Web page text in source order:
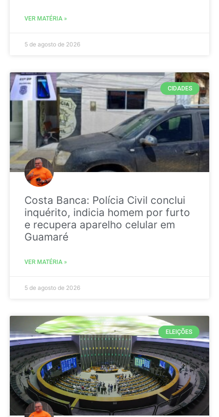
VER MATÉRIA »
5 de agosto de 2026
CIDADES
Costa Banca: Polícia Civil conclui
inquérito, indicia homem por furto
e recupera aparelho celular em
Guamaré
VER MATÉRIA »
5 de agosto de 2026
ELEIÇÕES